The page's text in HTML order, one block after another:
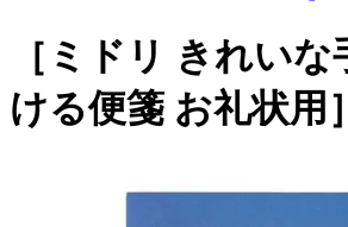
［ミドリ きれい
ける便箋 お礼状用］